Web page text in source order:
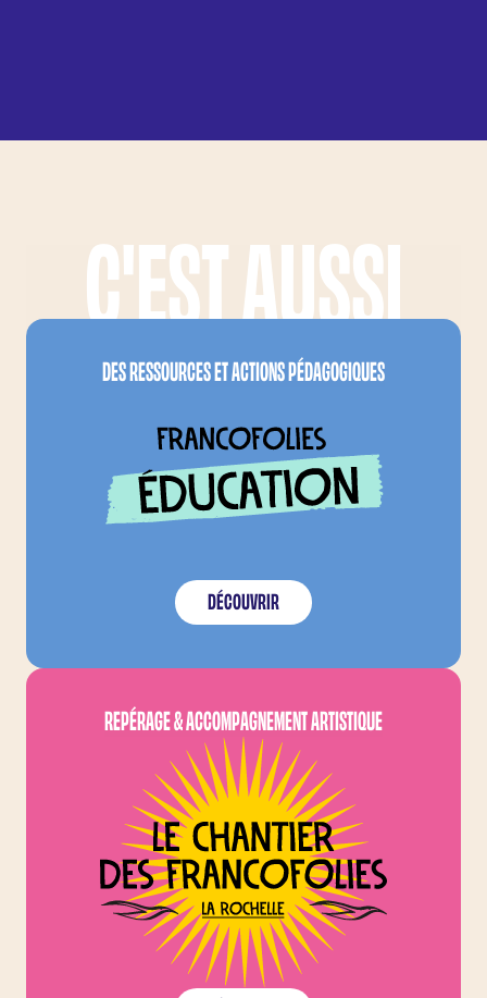
C'EST AUSSI
LES FRANCOFOLIES, C'EST AUSSI...
FRANCOFOLIES
DES RESSOURCES ET ACTIONS PÉDAGOGIQUES
DÉCOUVRIR
LE CHANTIER DES
REPÉRAGE & ACCOMPAGNEMENT ARTISTIQUE